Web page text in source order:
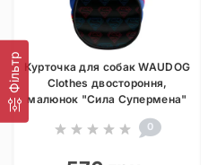
Фільтр Курточка для собак WAUDOG
Clothes двостороння,
малюнок "Сила Супермена"
0